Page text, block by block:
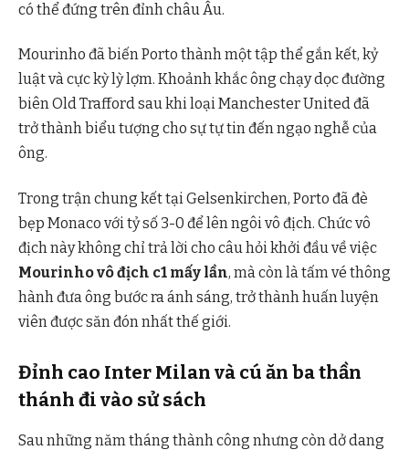
có thể đứng trên đỉnh châu Âu.
Mourinho đã biến Porto thành một tập thể gắn kết, kỷ
luật và cực kỳ lỳ lợm. Khoảnh khắc ông chạy dọc đường
biên Old Trafford sau khi loại Manchester United đã
trở thành biểu tượng cho sự tự tin đến ngạo nghễ của
ông.
Trong trận chung kết tại Gelsenkirchen, Porto đã đè
bẹp Monaco với tỷ số 3-0 để lên ngôi vô địch. Chức vô
địch này không chỉ trả lời cho câu hỏi khởi đầu về việc
Mourinho vô địch c1 mấy lần, mà còn là tấm vé thông
hành đưa ông bước ra ánh sáng, trở thành huấn luyện
viên được săn đón nhất thế giới.
Đỉnh cao Inter Milan và cú ăn ba thần
thánh đi vào sử sách
Sau những năm tháng thành công nhưng còn dở dang